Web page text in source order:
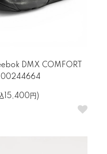
DMX COMFORT
15,400円)